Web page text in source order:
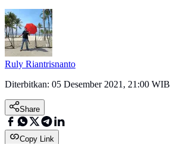
Ruly Riantrisnanto
Diterbitkan: 05 Desember 2021, 21:00 WIB
Share
Copy Link